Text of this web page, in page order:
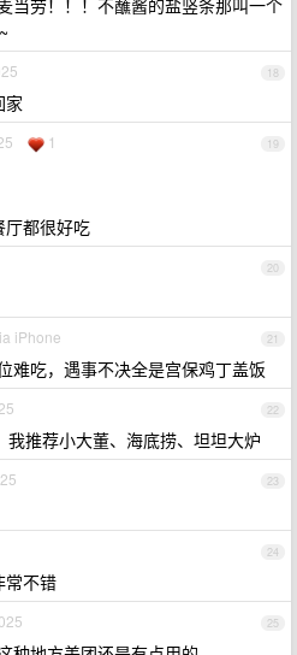
当劳！！！不蘸酱的盐竖条那叫一个
18
家
19
1
厅都很好吃
20
21
iPhone
难吃，遇事不决全是宫保鸡丁盖饭
22
推荐小大董、海底捞、坦坦大炉
23
24
常不错
25